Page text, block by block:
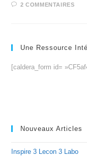
2 COMMENTAIRES
Une Ressource
[caldera_form id=
Nouveaux Articles
Inspire 3 Lecon 3 Labo